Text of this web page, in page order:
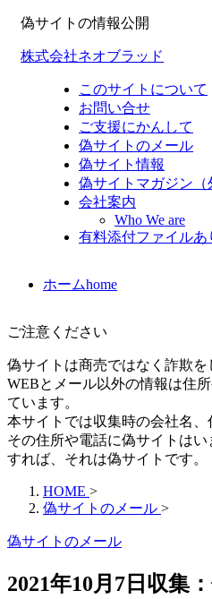
偽サイトの情報公開
株式会社ネオブラッド
このサイトについて
お問い合せ
ご支援にかんして
偽サイトのメール
偽サイト情報
偽サイトマガジン（
会社案内
Who We are
有料添付ファイルあ
ホームhome
ご注意ください
偽サイトは商売ではなく詐欺を
WEBとメール以外の情報は住
ています。
本サイトでは収集時の会社名、
その住所や電話に偽サイトは
すれば、それは偽サイトです。
HOME >
偽サイトのメール >
偽サイトのメール
2021年10月7日収集